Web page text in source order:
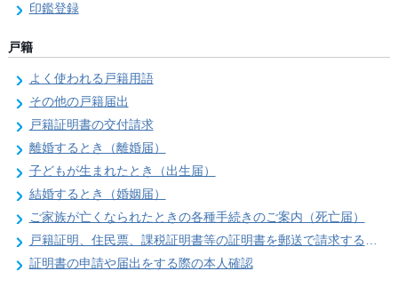
印鑑登録
戸籍
よく使われる戸籍用語
その他の戸籍届出
戸籍証明書の交付請求
離婚するとき（離婚届）
子どもが生まれたとき（出生届）
結婚するとき（婚姻届）
ご家族が亡くなられたときの各種手続きのご案内（死亡届）
戸籍証明、住民票、課税証明書等の証明書を郵送で請求する際の本人確認
証明書の申請や届出をする際の本人確認